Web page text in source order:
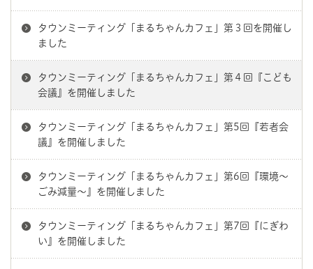
タウンミーティング「まるちゃんカフェ」第３回を開催し
ました
タウンミーティング「まるちゃんカフェ」第４回『こども
会議』を開催しました
タウンミーティング「まるちゃんカフェ」第5回『若者会
議』を開催しました
タウンミーティング「まるちゃんカフェ」第6回『環境～
ごみ減量～』を開催しました
タウンミーティング「まるちゃんカフェ」第7回『にぎわ
い』を開催しました